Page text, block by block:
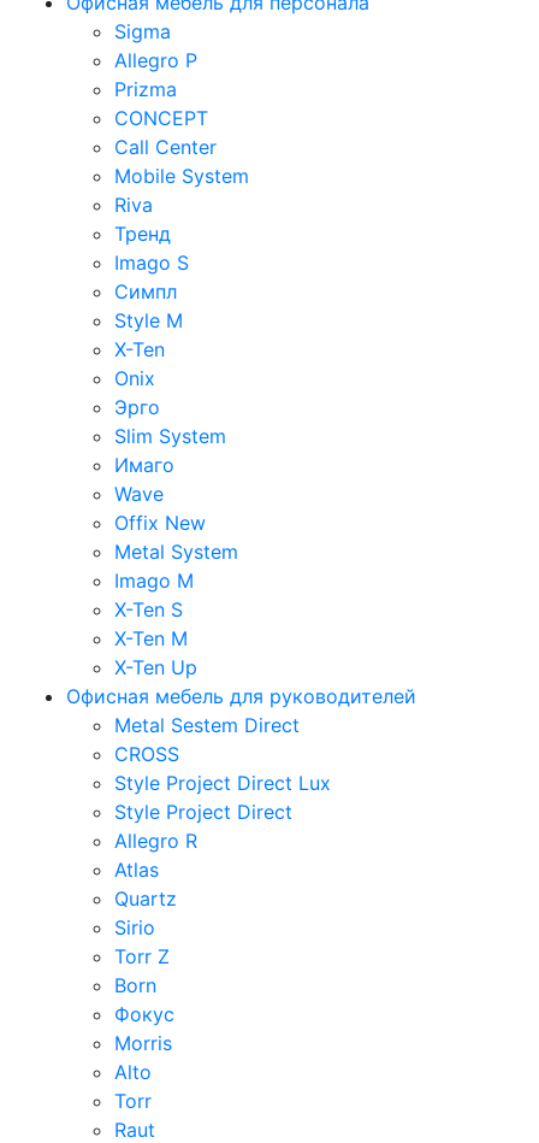
Sigma
Allegro P
Prizma
CONCEPT
Call Center
Mobile System
Riva
Тренд
Imago S
Симпл
Style M
X-Ten
Onix
Эрго
Slim System
Имаго
Wave
Offix New
Metal System
Imago M
X-Ten S
X-Ten M
X-Ten Up
Офисная мебель для руководителей
Metal Sestem Direct
CROSS
Style Project Direct Lux
Style Project Direct
Allegro R
Atlas
Quartz
Sirio
Torr Z
Born
Фокус
Morris
Alto
Torr
Raut